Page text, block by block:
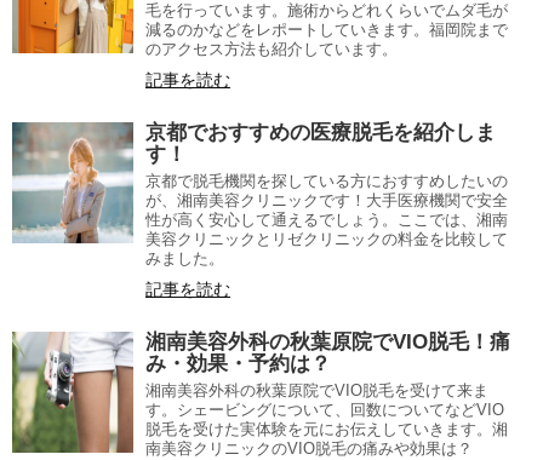
毛を行っています。施術からどれくらいでムダ毛が
減るのかなどをレポートしていきます。福岡院まで
のアクセス方法も紹介しています。
記事を読む
京都でおすすめの医療脱毛を紹介しま
す！
京都で脱毛機関を探している方におすすめしたいの
が、湘南美容クリニックです！大手医療機関で安全
性が高く安心して通えるでしょう。ここでは、湘南
美容クリニックとリゼクリニックの料金を比較して
みました。
記事を読む
湘南美容外科の秋葉原院でVIO脱毛！痛
み・効果・予約は？
湘南美容外科の秋葉原院でVIO脱毛を受けて来ま
す。シェービングについて、回数についてなどVIO
脱毛を受けた実体験を元にお伝えしていきます。湘
南美容クリニックのVIO脱毛の痛みや効果は？